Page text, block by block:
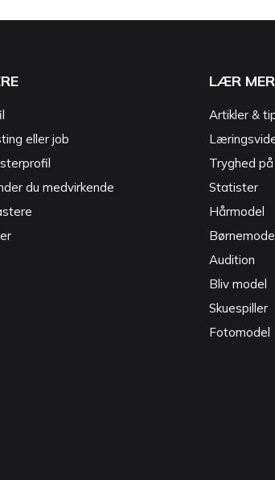
eller job
du medvirkende
LÆR
Artikler &
Tryghed
Statister
Hårmodel
Audition
Bliv model
Skuespiller
Fotomodel